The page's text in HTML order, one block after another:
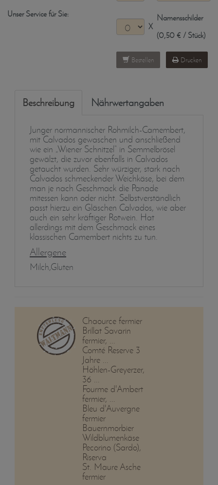
Unser Service für Sie:
X
Namensschilder
(0,50 € / Stück)
Bestellen Drucken
Beschreibung Nährwertangaben
Junger normannischer Rohmilch-Camembert,
mit Calvados gewaschen und anschließend
wie ein „Wiener Schnitzel“ in Semmelbrösel
gewälzt, die zuvor ebenfalls in Calvados
getaucht wurden. Sehr würziger, stark nach
Calvados schmeckender Weichkäse, bei dem
man je nach Geschmack die Panade
mitessen kann oder nicht. Selbstverständlich
passt hierzu ein Gläschen Calvados, wie aber
auch ein sehr kräftiger Rotwein. Hat
allerdings mit dem Geschmack eines
klassischen Camembert nichts zu tun.
Allergene
Milch,Gluten
Chaource fermier
Brillat Savarin
fermier, ...
Comté Reserve 3
Jahre ...
Höhlen-Greyerzer,
36 ...
Fourme d'Ambert
fermier, ...
Bleu d'Auvergne
fermier
Bauernmorbier
Wildblumenkäse
Pecorino (Sardo),
Riserva
St. Maure Asche
fermier